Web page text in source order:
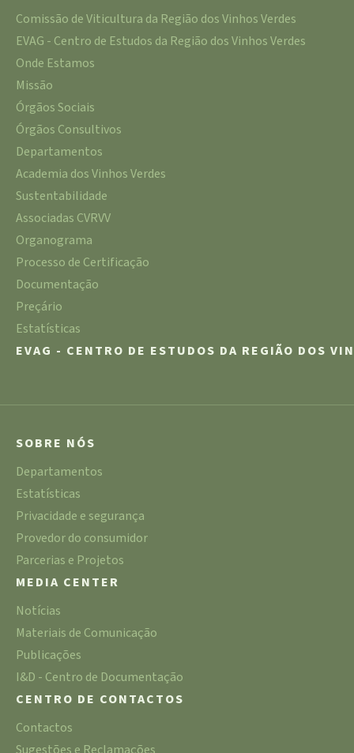
Comissão de Viticultura da Região dos Vinhos Verdes
EVAG - Centro de Estudos da Região dos Vinhos Verdes
Onde Estamos
Missão
Órgãos Sociais
Órgãos Consultivos
Departamentos
Academia dos Vinhos Verdes
Sustentabilidade
Associadas CVRVV
Organograma
Processo de Certificação
Documentação
Preçário
Estatísticas
EVAG - CENTRO DE ESTUDOS DA REGIÃO DOS
SOBRE NÓS
Departamentos
Estatísticas
Privacidade e segurança
Provedor do consumidor
Parcerias e Projetos
MEDIA CENTER
Notícias
Materiais de Comunicação
Publicações
I&D - Centro de Documentação
CENTRO DE CONTACTOS
Contactos